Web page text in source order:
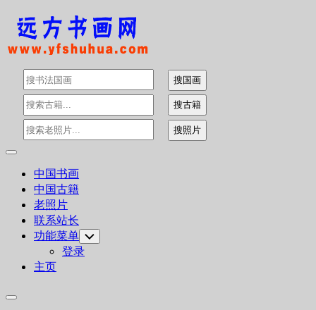
Skip
content
Expand
中国书画
中国古籍
老照片
联系站长
功能菜单 Toggle
Child
Menu
登录
主页
Expand